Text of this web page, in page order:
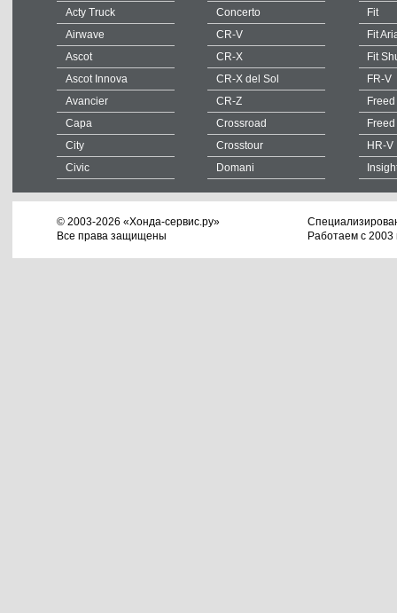
Acty Truck
Airwave
Ascot
Ascot Innova
Avancier
Capa
City
Civic
Concerto
CR-V
CR-X
CR-X del Sol
CR-Z
Crossroad
Crosstour
Domani
Fit
Fit
Fit
FR-V
Freed
HR-V
© 2003-2026 «Хонда-сервис.ру»
Все права защищены
Работаем с 2003